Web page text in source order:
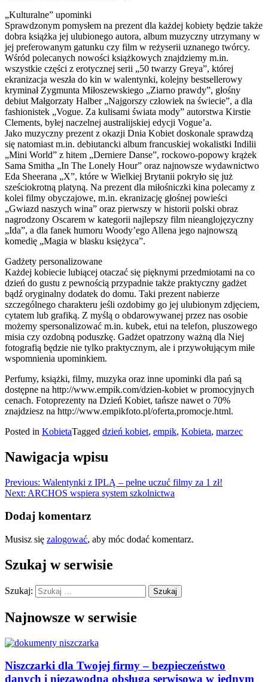
„Kulturalne” upominki
Sprawdzonym pomysłem na prezent dla każdej kobiety będzie także
dobra książka jej ulubionego autora, album muzyczny utrzymany w
jej preferowanym gatunku czy film w reżyserii uznanego twórcy.
Wśród polecanych nowości książkowych znajdziemy m.in.
wszystkie części z erotycznej serii „50 twarzy Greya”, której
ekranizacja weszła do kin w walentynki, kolejny bestsellerowy
kryminał Zygmunta Miłoszewskiego „Ziarno prawdy”, głośny
debiut Małgorzaty Halber „Najgorszy człowiek na świecie”, a dla
fashionistek „Vogue. Za kulisami świata mody” autorstwa Kirstie
Clements, byłej naczelnej australijskiej edycji Vogue’a.
Jako muzyczny prezent z okazji Dnia Kobiet doskonale sprawdzą
się natomiast m.in. debiutancki album francuskiej wokalistki Indilii
„Mini World” z hitem „Derniere Danse”, rockowo-popowy krążek
Sama Smitha „In The Lonely Hour” oraz najnowsze wydawnictwo
Eda Sheerana „X”, które w Wielkiej Brytanii pokryło się już
sześciokrotną platyną. Na prezent dla miłośniczki kina polecamy z
kolei filmy obyczajowe, m.in. ekranizację głośnej powieści
„Gwiazd naszych wina” oraz pierwszy w historii polski obraz
nagrodzony Oscarem w kategorii najlepszy film nieanglojęzyczny
„Ida”, a dla fanek humoru Woody’ego Allena jego najnowszą
komedię „Magia w blasku księżyca”.
Gadżety personalizowane
Każdej kobiecie lubiącej otaczać się pięknymi przedmiotami na co
dzień do gustu z pewnością przypadnie także praktyczny gadżet
bądź oryginalny dodatek do domu. Taki prezent nabierze
szczególnego charakteru jeśli ozdobimy go jej ulubionym zdjęciem,
cytatem lub grafiką. Z myślą o obdarowywanej przez nas osobie
możemy spersonalizować m.in. kubek, etui na telefon, pluszowego
misia czy ozdobną poduszkę. Gadżet opatrzony ważną dla Niej
fotografią będzie nie tylko praktycznym, ale i przywołującym miłe
wspomnienia upominkiem.
Perfumy, książki, filmy, muzyka oraz inne upominki dla pań są
dostępne na http://www.empik.com/dzien-kobiet w promocyjnych
cenach. Fotoprezenty na Dzień Kobiet, tańsze nawet o 70%
znajdziesz na http://www.empikfoto.pl/oferta,promocje.html.
Posted in KobietaTagged dzień kobiet, empik, Kobieta, marzec
Nawigacja wpisu
Previous: Walentynki z IPLĄ – pełne uczuć filmy za 1 zł!
Next: ARCHOS wspiera system szkolnictwa
Dodaj komentarz
Musisz się zalogować, aby móc dodać komentarz.
Szukaj w serwisie
Szukaj:
Najnowsze w serwisie
Niszczarki dla Twojej firmy – bezpieczeństwo
danych i niezawodna obsługa serwisowa w jednym